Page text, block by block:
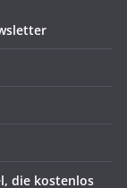
die kostenlos